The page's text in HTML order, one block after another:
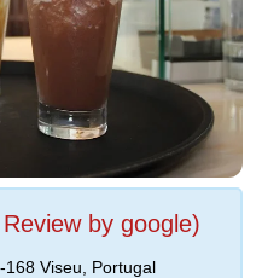
by google)
168 Viseu, Portugal